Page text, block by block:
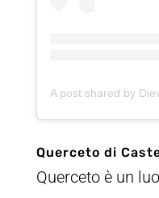
Querceto di
Querceto è un